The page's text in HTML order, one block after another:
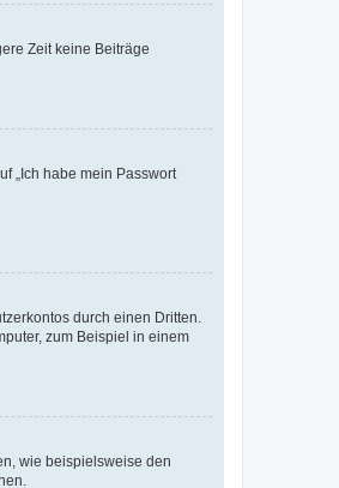
Zeit keine Beiträge
„Ich habe mein Passwort
durch einen Dritten.
zum Beispiel in einem
wie beispielsweise den